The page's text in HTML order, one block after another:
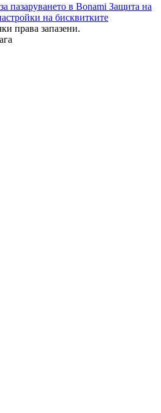
пазаруването в Bonami Защита на
на бисквитките
права запазени.